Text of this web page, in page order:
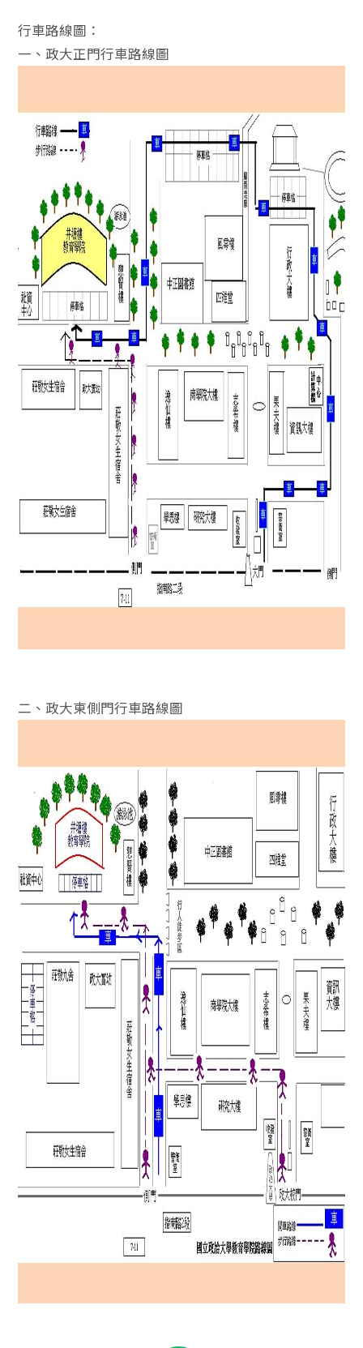
行車路線圖：
一、政大正門行車路線圖
二、政大東側門行車路線圖